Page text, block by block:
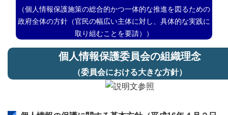
（個人情報保護施策の総合的かつ一体的な推進を図るための
政府全体の方針（官民の幅広い主体に対し、具体的な実践に
取り組むことを要請））
個人情報保護委員会の組織理念
（委員会における大きな方針）